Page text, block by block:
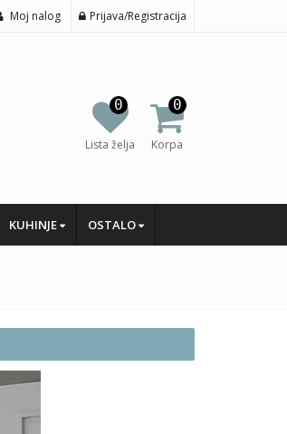
Moj nalog Prijava/Registracija
0
Lista želja
0
Korpa
KUHINJE OSTALO